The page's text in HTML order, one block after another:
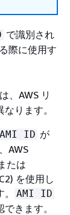
で識別され
際に使用す
、AWS リ
ります。
AMI ID が
AWS
たは
を使用し
AMI ID
きます。